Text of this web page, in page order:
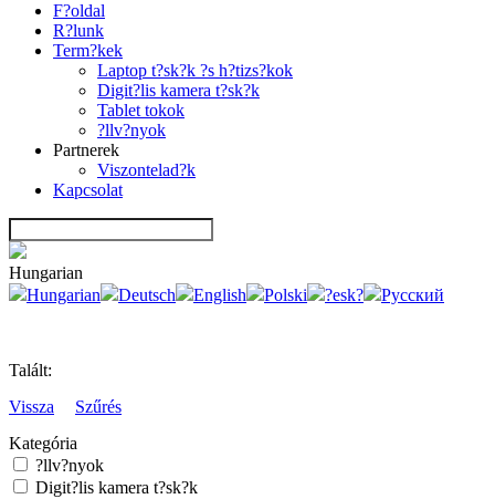
F?oldal
R?lunk
Term?kek
Laptop t?sk?k ?s h?tizs?kok
Digit?lis kamera t?sk?k
Tablet tokok
?llv?nyok
Partnerek
Viszontelad?k
Kapcsolat
Hungarian
Hungarian
Deutsch English Polski ?esk? Русский
Talált:
Vissza
Szűrés
Kategória
?llv?nyok
Digit?lis kamera t?sk?k